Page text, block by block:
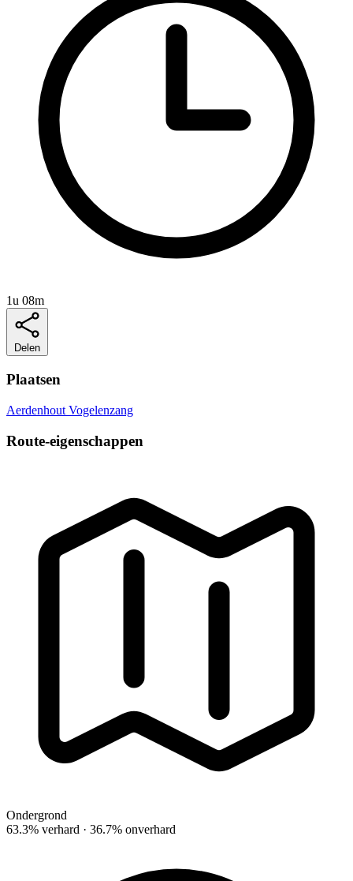
1u 08m
Delen
Plaatsen
Aerdenhout Vogelenzang
Route-eigenschappen
Ondergrond
63.3% verhard · 36.7% onverhard